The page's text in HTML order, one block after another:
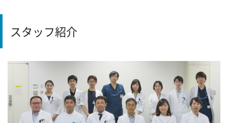
スタッフ紹介